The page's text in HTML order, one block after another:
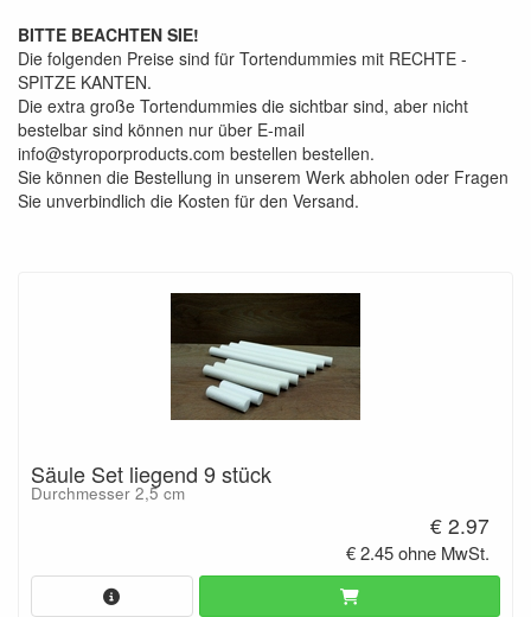
BITTE BEACHTEN SIE!
Die folgenden Preise sind für Tortendummies mit RECHTE -
SPITZE KANTEN.
Die extra große Tortendummies die sichtbar sind, aber nicht
bestelbar sind können nur über E-mail
info@styroporproducts.com bestellen bestellen.
Sie können die Bestellung in unserem Werk abholen oder Fragen
Sie unverbindlich die Kosten für den Versand.
Säule Set liegend 9 stück
Durchmesser 2,5 cm
€ 2.97
€ 2.45 ohne MwSt.